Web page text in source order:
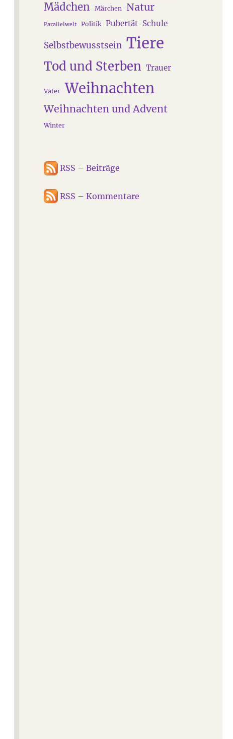
Mädchen Märchen Natur
Parallelwelt Politik Pubertät Schule
Selbstbewusstsein Tiere
Tod und Sterben Trauer
Vater Weihnachten
Weihnachten und Advent
Winter
RSS – Beiträge
RSS – Kommentare